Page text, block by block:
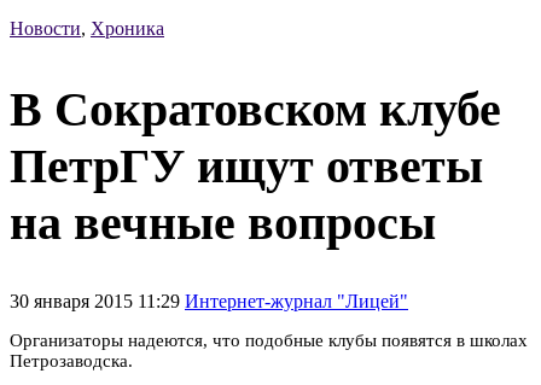
Новости, Хроника
В Сократовском клубе
ПетрГУ ищут ответы
на вечные вопросы
30 января 2015 11:29 Интернет-журнал "Лицей"
Организаторы надеются, что подобные клубы появятся в школах
Петрозаводска.